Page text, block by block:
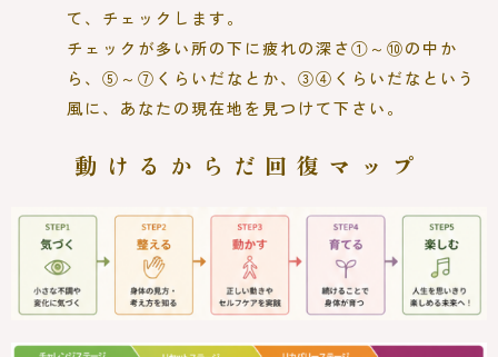
て、チェックします。
チェックが多い所の下に疲れの深さ①～⑩の中か
ら、⑤～⑦くらいだなとか、③④くらいだなという
風に、あなたの現在地を見つけて下さい。
動けるからだ回復マップ